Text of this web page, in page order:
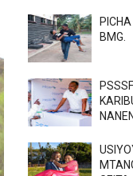
BMG.